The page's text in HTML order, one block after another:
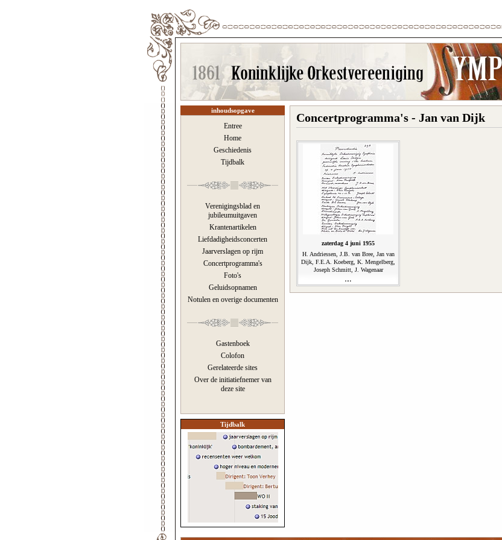
inhoudsopgave
Entree
Home
Geschiedenis
Tijdbalk
Verenigingsblad en
jubileumuitgaven
Krantenartikelen
Liefdadigheidsconcerten
Jaarverslagen op rijm
Concertprogramma's
Foto's
Geluidsopnamen
Notulen en overige documenten
Gastenboek
Colofon
Gerelateerde sites
Over de initiatiefnemer van
deze site
Tijdbalk
Concertprogramma's - Jan van Dijk
zaterdag 4 juni 1955
H. Andriessen, J.B. van Bree, Jan van
Dijk, F.E.A. Koeberg, K. Mengelberg,
Joseph Schmitt, J. Wagenaar